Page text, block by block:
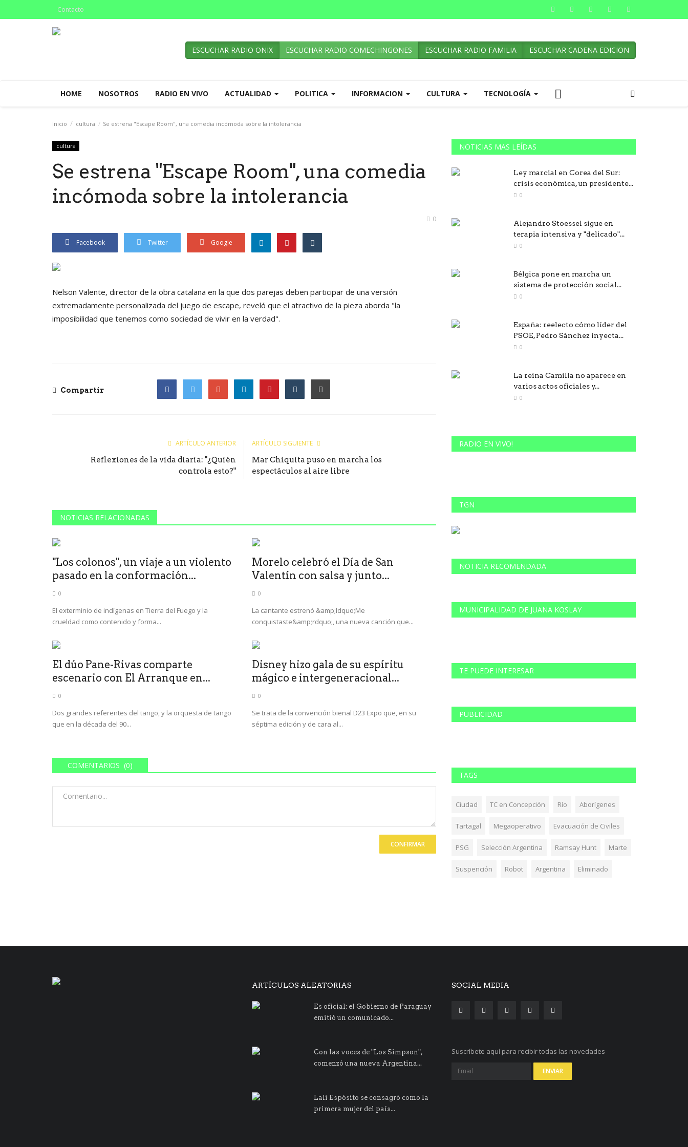
Contacto
ESCUCHAR RADIO ONIX ESCUCHAR RADIO COMECHINGONES ESCUCHAR RADIO FAMILIA ESCUCHAR CADENA EDICION
HOME NOSOTROS RADIO EN VIVO ACTUALIDAD POLITICA INFORMACION CULTURA TECNOLOGÍA
Inicio cultura Se estrena "Escape Room", una comedia incómoda sobre la intolerancia
cultura
Se estrena "Escape Room", una comedia
incómoda sobre la intolerancia
0
Facebook Twitter Google
Nelson Valente, director de la obra catalana en la que dos parejas deben participar de una versión
extremadamente personalizada del juego de escape, reveló que el atractivo de la pieza aborda "la
imposibilidad que tenemos como sociedad de vivir en la verdad".
Compartir
ARTÍCULO ANTERIOR
Reflexiones de la vida diaria: "¿Quién
controla esto?"
ARTÍCULO SIGUIENTE
Mar Chiquita puso en marcha los
espectáculos al aire libre
NOTICIAS RELACIONADAS
"Los colonos", un viaje a un violento
pasado en la conformación...
0
El exterminio de indígenas en Tierra del Fuego y la
crueldad como contenido y forma...
Morelo celebró el Día de San
Valentín con salsa y junto...
0
La cantante estrenó &amp;ldquo;Me
conquistaste&amp;rdquo;, una nueva canción que...
El dúo Pane-Rivas comparte
escenario con El Arranque en...
0
Dos grandes referentes del tango, y la orquesta de tango
que en la década del 90...
Disney hizo gala de su espíritu
mágico e intergeneracional...
0
Se trata de la convención bienal D23 Expo que, en su
séptima edición y de cara al...
COMENTARIOS (0)
CONFIRMAR
NOTICIAS MAS LEÍDAS
Ley marcial en Corea del Sur:
crisis económica, un presidente...
0
Alejandro Stoessel sigue en
terapia intensiva y "delicado"...
0
Bélgica pone en marcha un
sistema de protección social...
0
España: reelecto cómo líder del
PSOE, Pedro Sánchez inyecta...
0
La reina Camilla no aparece en
varios actos oficiales y...
0
RADIO EN VIVO!
TGN
NOTICIA RECOMENDADA
MUNICIPALIDAD DE JUANA KOSLAY
TE PUEDE INTERESAR
PUBLICIDAD
TAGS
Ciudad TC en Concepción Río Aborígenes
Tartagal Megaoperativo Evacuación de Civiles
PSG Selección Argentina Ramsay Hunt Marte
Suspención Robot Argentina Eliminado
ARTÍCULOS ALEATORIAS
Es oficial: el Gobierno de Paraguay
emitió un comunicado...
Con las voces de "Los Simpson",
comenzó una nueva Argentina...
Lali Espósito se consagró como la
primera mujer del país...
SOCIAL MEDIA
Suscríbete aquí para recibir todas las novedades